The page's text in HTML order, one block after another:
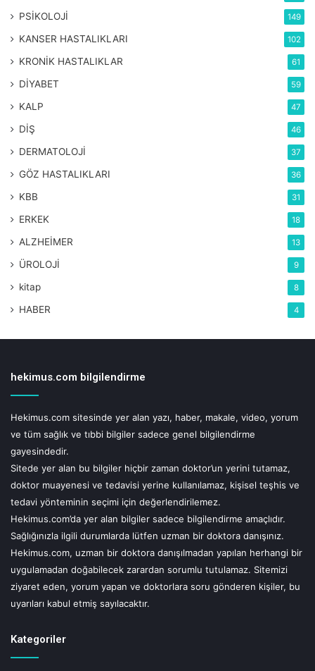
PSİKOLOJİ 149
KANSER HASTALIKLARI 102
KRONİK HASTALIKLAR 61
DİYABET 59
KALP 47
DİŞ 46
DERMATOLOJİ 37
GÖZ HASTALIKLARI 36
KBB 31
ERKEK 18
ALZHEİMER 13
ÜROLOJİ 9
kitap 8
HABER 4
hekimus.com bilgilendirme
Hekimus.com sitesinde yer alan yazı, haber, makale, video, yorum
ve tüm sağlık ve tıbbi bilgiler sadece genel bilgilendirme
gayesindedir.
Sitede yer alan bu bilgiler hiçbir zaman doktor’un yerini tutamaz,
doktor muayenesi ve tedavisi yerine kullanılamaz, kişisel teşhis ve
tedavi yönteminin seçimi için değerlendirilemez.
Hekimus.com’da yer alan bilgiler sadece bilgilendirme amaçlıdır.
Sağlığınızla ilgili durumlarda lütfen uzman bir doktora danışınız.
Hekimus.com, uzman bir doktora danışılmadan yapılan herhangi bir
uygulamadan doğabilecek zarardan sorumlu tutulamaz. Sitemizi
ziyaret eden, yorum yapan ve doktorlara soru gönderen kişiler, bu
uyarıları kabul etmiş sayılacaktır.
Kategoriler